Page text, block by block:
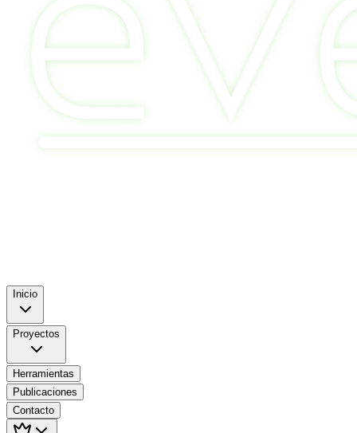
Inicio
Proyectos
Herramientas
Publicaciones
Contacto